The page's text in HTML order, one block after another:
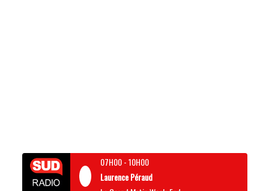
07H00-10H00
Laurence Péraud